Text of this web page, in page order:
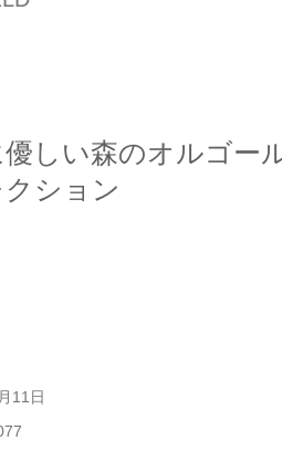
しい森のオルゴー
ション
11日